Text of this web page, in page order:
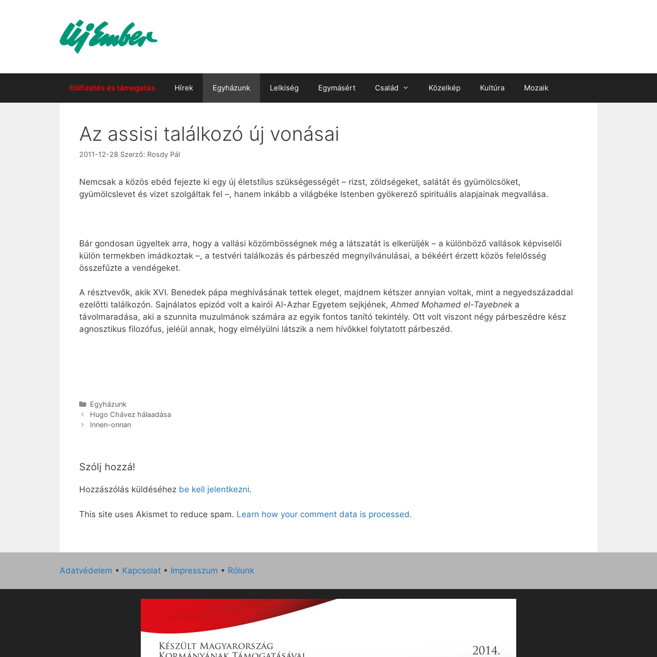
Előfizetés és támogatás Hírek Egyházunk Lelkiség Egymásért Család Közelkép Kultúra Mozaik
Az assisi találkozó új vonásai
2011-12-28 Szerző: Rosdy Pál
Nemcsak a közös ebéd fejezte ki egy új életstílus szükségességét – rizst, zöldségeket, salátát és gyümölcsöket,
gyümölcslevet és vizet szolgáltak fel –, hanem inkább a világbéke Istenben gyökerező spirituális alapjainak megvallása.
Bár gondosan ügyeltek arra, hogy a vallási közömbösségnek még a látszatát is elkerüljék – a különböző vallások képviselői
külön termekben imádkoztak –, a testvéri találkozás és párbeszéd megnyilvánulásai, a békéért érzett közös felelősség
összefűzte a vendégeket.
A résztvevők, akik XVI. Benedek pápa meghívásának tettek eleget, majdnem kétszer annyian voltak, mint a negyedszázaddal
ezelőtti találkozón. Sajnálatos epizód volt a kairói Al-Azhar Egyetem sejkjének, Ahmed Mohamed el-Tayebnek a
távolmaradása, aki a szunnita muzulmánok számára az egyik fontos tanító tekintély. Ott volt viszont négy párbeszédre kész
agnosztikus filozófus, jeléül annak, hogy elmélyülni látszik a nem hívőkkel folytatott párbeszéd.
Kategória
Egyházunk
Hugo Chávez hálaadása
Innen-onnan
Szólj hozzá!
Hozzászólás küldéséhez be kell jelentkezni.
This site uses Akismet to reduce spam. Learn how your comment data is processed.
Adatvédelem • Kapcsolat • Impresszum • Rólunk